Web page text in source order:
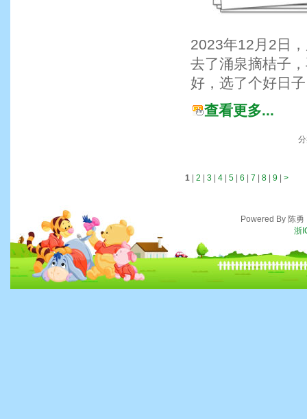
2023年12月2日
去了涌泉摘桔子
好，选了个好日
查看更多...
1 |2 |3 |4 |5 |6 |7 |8 |9 |>
Powered By 陈
浙